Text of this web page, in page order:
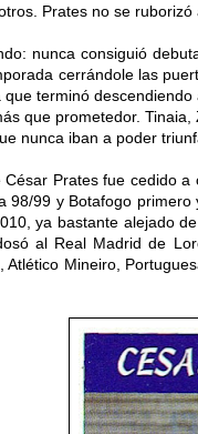
Prates no se ruborizó
: nunca consiguió
cerrándole las
queterminó descendiendo
que prometedor.
nunca iban a poder
Prates fue cedido a
98/99 y Botafogo
ya bastante alejado
al Real Madrid de
Atlético Mineiro,